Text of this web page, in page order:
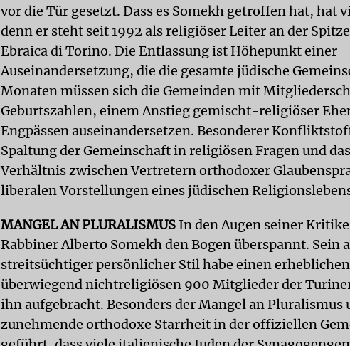
vor die Tür gesetzt. Dass es Somekh getroffen hat, hat
denn er steht seit 1992 als religiöser Leiter an der
Ebraica di Torino. Die Entlassung ist Höhepunkt einer
Auseinandersetzung, die die gesamte jüdische
Monaten müssen sich die Gemeinden mit
Geburtszahlen, einem Anstieg gemischt-religiöser
Engpässen auseinandersetzen. Besonderer
Spaltung der Gemeinschaft in religiösen Fragen und
Verhältnis zwischen Vertretern orthodoxer
liberalen Vorstellungen eines jüdischen
MANGEL AN PLURALISMUS In den Augen seiner
Rabbiner Alberto Somekh den Bogen überspannt. Sein
streitsüchtiger persönlicher Stil habe einen
überwiegend nichtreligiösen 900 Mitglieder der
ihn aufgebracht. Besonders der Mangel an Pluralismus
zunehmende orthodoxe Starrheit in der offiziellen